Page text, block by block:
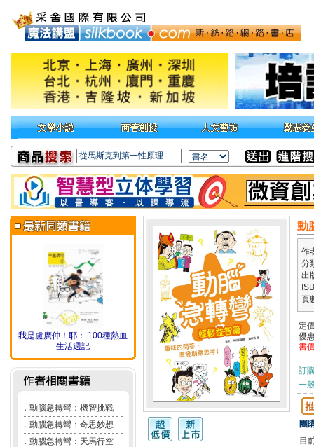
我是盧廣仲！耶： 100種熱血
生活週記
． 動腦急轉彎：機智挑戰
． 動腦急轉彎：奇思妙想
． 動腦急轉彎：天馬行空
動
作
分
出
頁
定
優
書
訂
一
團
目